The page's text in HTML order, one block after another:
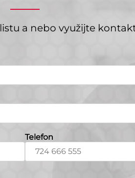
a nebo využijte
Telefon